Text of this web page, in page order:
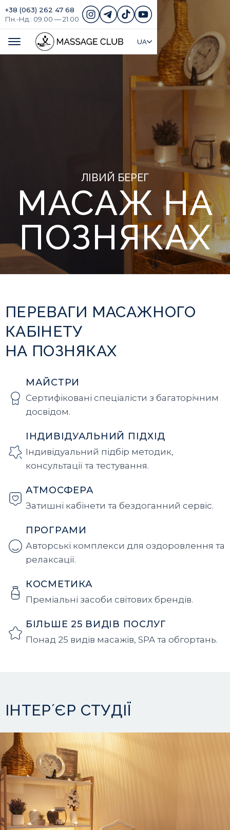
+38 (063) 262 47 68
Пн.-Нд.: 09.00 — 21.00
UA
ЛІВИЙ БЕРЕГ
МАСАЖ НА
ПОЗНЯКАХ
ПЕРЕВАГИ МАСАЖНОГО
КАБІНЕТУ
НА ПОЗНЯКАХ
МАЙСТРИ
Сертифіковані спеціалісти з багаторічним
досвідом.
ІНДИВІДУАЛЬНИЙ ПІДХІД
Індивідуальний підбір методик,
консультації та тестування.
АТМОСФЕРА
Затишні кабінети та бездоганний сервіс.
ПРОГРАМИ
Авторські комплекси для оздоровлення та
релаксації.
КОСМЕТИКА
Преміальні засоби світових брендів.
БІЛЬШЕ 25 ВИДІВ ПОСЛУГ
Понад 25 видів масажів, SPA та обгортань.
ІНТЕРʼЄР СТУДІЇ